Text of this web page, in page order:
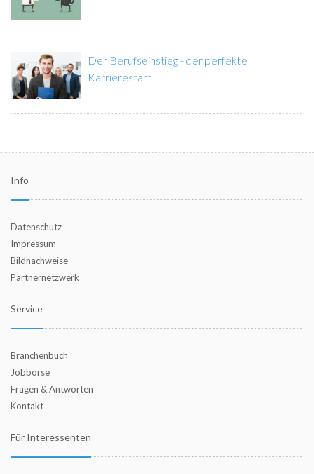
Der Berufseinstieg - der perfekte
Karrierestart
Info
Datenschutz
Impressum
Bildnachweise
Partnernetzwerk
Service
Branchenbuch
Jobbörse
Fragen & Antworten
Kontakt
Für Interessenten